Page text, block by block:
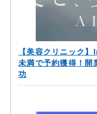
【美容クリニック
未満で予約獲得！開
功